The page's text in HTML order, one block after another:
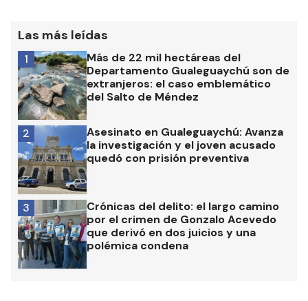
Las más leídas
Más de 22 mil hectáreas del
Departamento Gualeguaychú son de
extranjeros: el caso emblemático
del Salto de Méndez
1
Asesinato en Gualeguaychú: Avanza
la investigación y el joven acusado
quedó con prisión preventiva
2
Crónicas del delito: el largo camino
por el crimen de Gonzalo Acevedo
que derivó en dos juicios y una
polémica condena
3